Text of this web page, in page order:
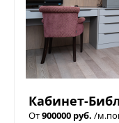
Кабинет-
От900000 руб. /